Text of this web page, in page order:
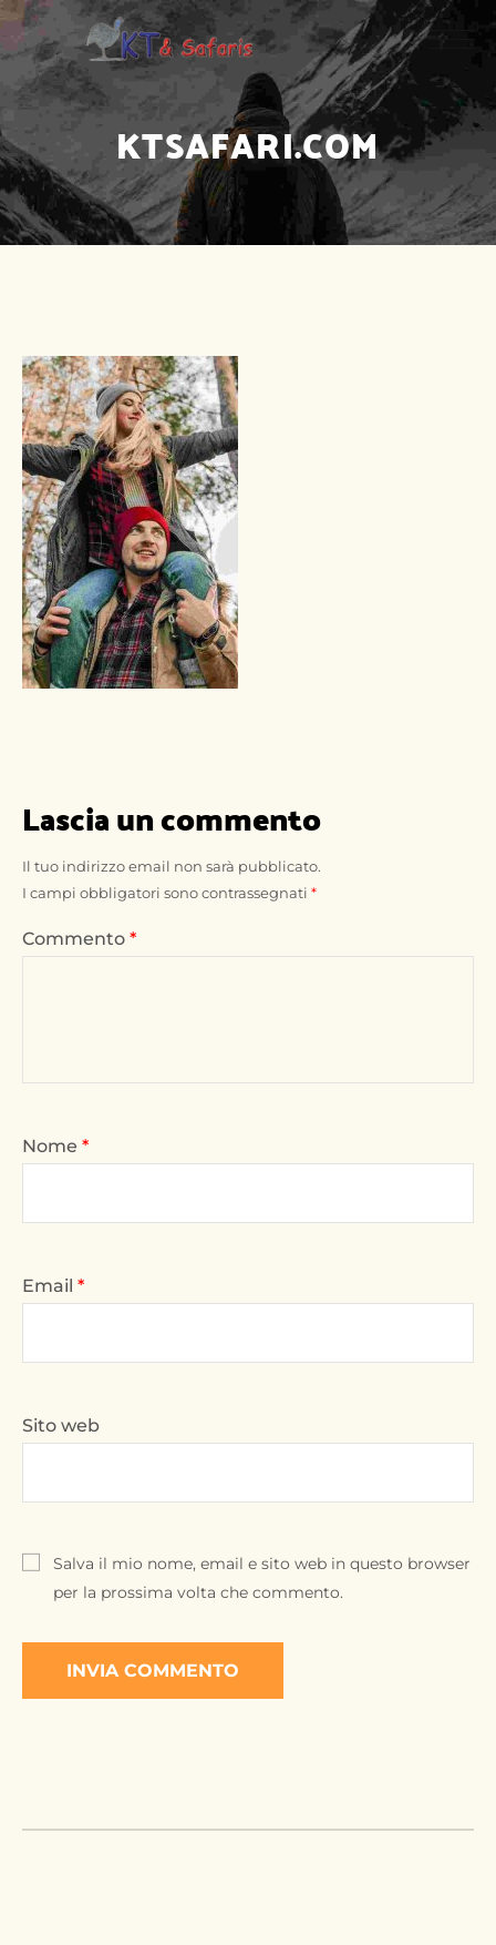
KTSAFARI.COM
Lascia un commento
Il tuo indirizzo email non sarà pubblicato.
I campi obbligatori sono contrassegnati *
Commento *
Nome *
Email *
Sito web
Salva il mio nome, email e sito web in questo browser
per la prossima volta che commento.